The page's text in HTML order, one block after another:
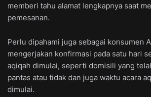
memberi tahu alamat lengkapnya saat
pemesanan.
Perlu dipahami juga sebagai konsumen
mengerjakan konfirmasi pada satu hari
aqiqah dimulai, seperti domisili yang
pantas atau tidak dan juga waktu acara
dimulai.